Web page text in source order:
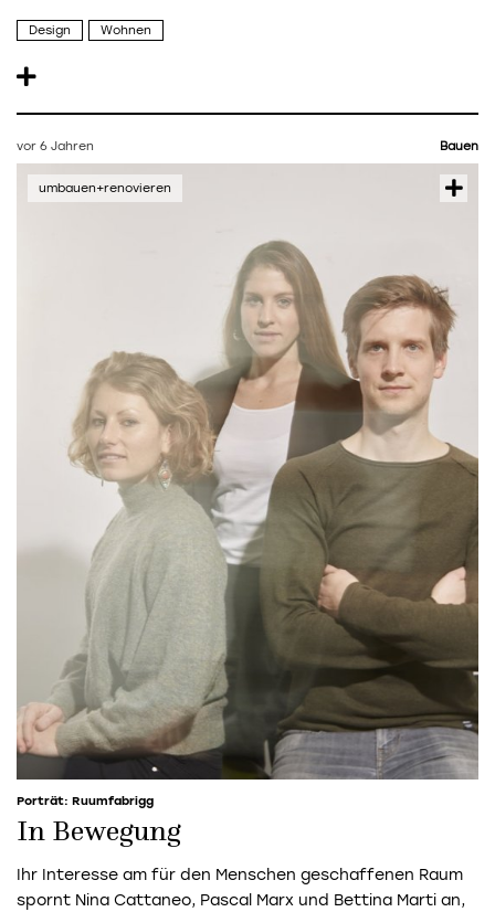
Design Wohnen
vor 6 Jahren Bauen
Porträt: Ruumfabrigg
In Bewegung
Ihr Interesse am für den Menschen geschaffenen Raum
spornt Nina Cattaneo, Pascal Marx und Bettina Marti an,